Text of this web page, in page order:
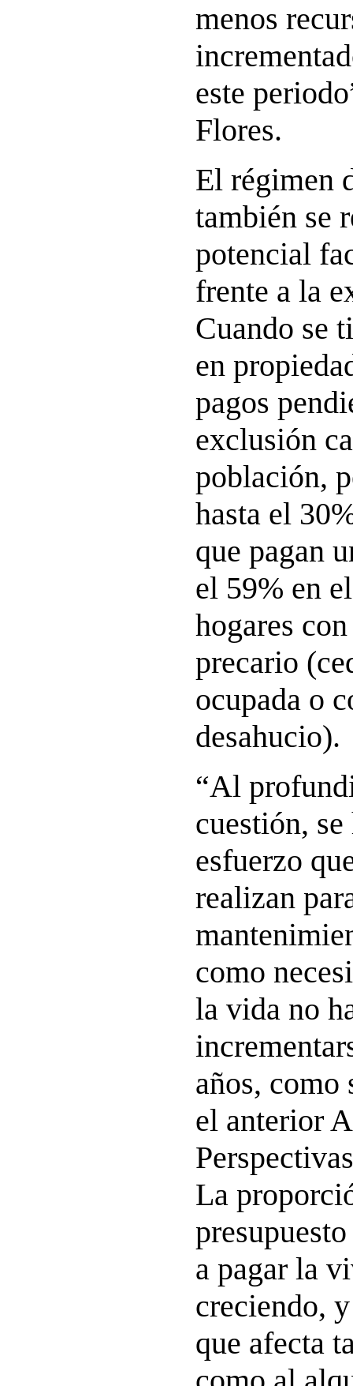
menos
este
Flores.
El régimen
también se
potencial
frente a la
Cuando se
en
pagos
exclusión
población,
hasta el
que pagan
el 59% en
hogares
precario
ocupada o
desahucio).
“Al
cuestión,
esfuerzo
realizan
como
la vida no
años, como
el anterior
La
a pagar la
creciendo,
que afecta